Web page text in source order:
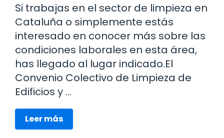
Si trabajas en el sector de limpieza en
Cataluña o simplemente estás
interesado en conocer más sobre las
condiciones laborales en esta área,
has llegado al lugar indicado.El
Convenio Colectivo de Limpieza de
Edificios y …
Leer más